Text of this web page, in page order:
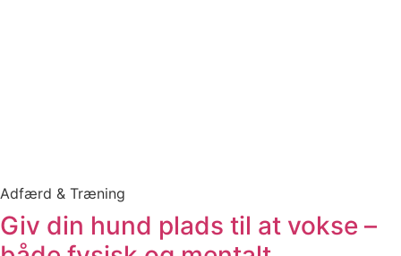
Adfærd & Træning
Giv din hund plads til at vokse –